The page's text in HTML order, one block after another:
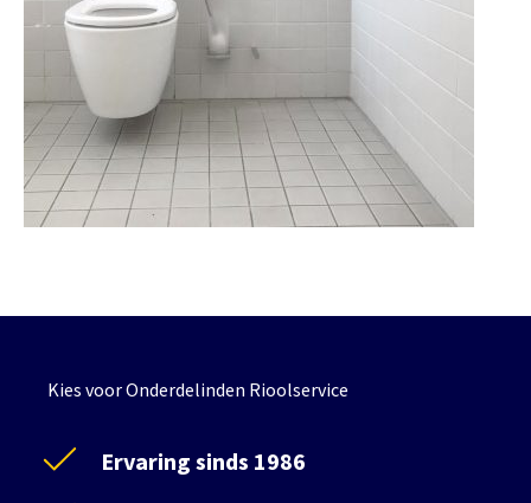
Kies voor Onderdelinden Rioolservice
Ervaring sinds 1986